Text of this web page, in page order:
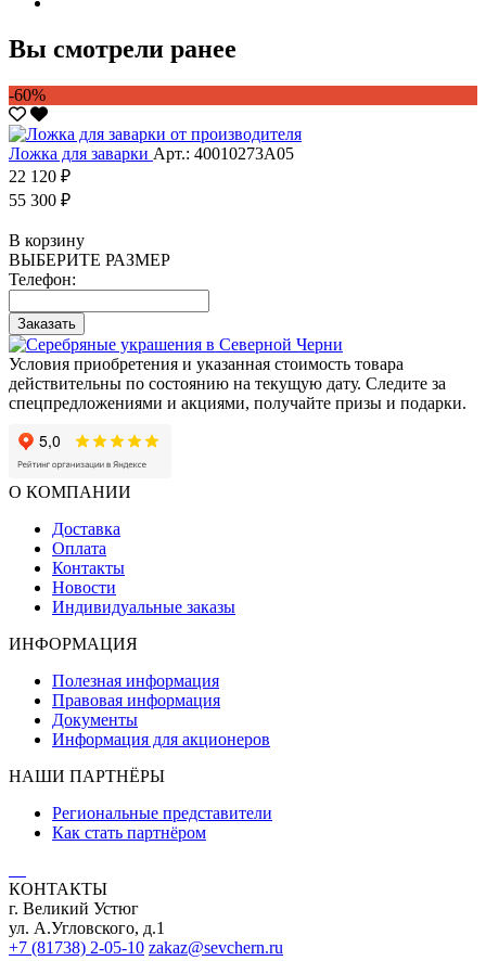
Вы смотрели ранее
-60%
Ложка для заварки Арт.: 40010273А05
22 120 ₽
55 300 ₽
В корзину
ВЫБЕРИТЕ РАЗМЕР
Телефон:
Заказать
Условия приобретения и указанная стоимость товара
действительны по состоянию на текущую дату. Следите за
спецпредложениями и акциями, получайте призы и подарки.
О КОМПАНИИ
Доставка
Оплата
Контакты
Новости
Индивидуальные заказы
ИНФОРМАЦИЯ
Полезная информация
Правовая информация
Документы
Информация для акционеров
НАШИ ПАРТНЁРЫ
Региональные представители
Как стать партнёром
КОНТАКТЫ
г. Великий Устюг
ул. А.Угловского, д.1
+7 (81738) 2-05-10 zakaz@sevchern.ru